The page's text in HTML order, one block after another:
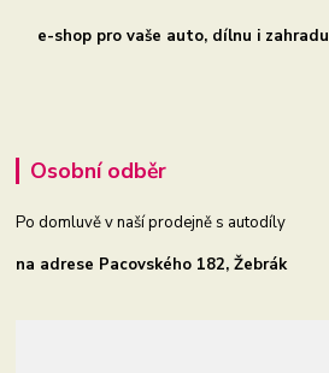
e-shop pro vaše auto, dílnu i zahradu
Osobní odběr
Po domluvě v naší prodejně s autodíly
na adrese Pacovského 182, Žebrák